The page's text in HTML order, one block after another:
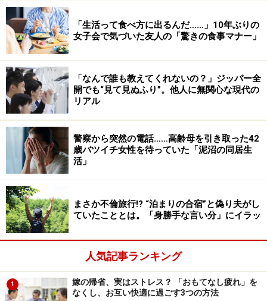
び人風だったが、自分の好きなことに関しては努力を重
ねており、個人事業主として仕事を着実にステップアッ
プさせていると知り、彼からのアプローチに気持ちが揺
れた。
「今カレとふたりで会うようになり、前カレとは別れよ
うと決めました。でもどう言えば納得してもらえるの
か……。すごく悩みました。最初は『あなたとの将来が見
えない』と言ってみたんですが、『ちょうどよかった。
結婚しよう』と言いだして。いや、そういう意味ではな
くて。結婚願望はないので気にしないでと言うしかなく
て」
他に好きな人ができた。そう言いたかったが、彼を傷つ
けたくないという「妙な仏心」が出てしまった。嫌われ
たくない、恨まれたくないという気持ちもあった。
＞別れを告げると、相手は行動に出た
「生活って食べ方に出るんだ……」10年ぶりの
女子会で気づいた友人の「驚きの食事マナー」
「なんで誰も教えてくれないの？」ジッパー全
開でも“見て見ぬふり”。他人に無関心な現代の
リアル
警察から突然の電話……高齢母を引き取った42
歳バツイチ女性を待っていた「泥沼の同居生
活」
まさか不倫旅行!? “泊まりの合宿”と偽り夫がし
ていたこととは。「身勝手な言い分」にイラッ
人気記事ランキング
1
嫁の帰省、実はストレス？ 「おもてなし疲れ」を
なくし、お互い快適に過ごす3つの方法